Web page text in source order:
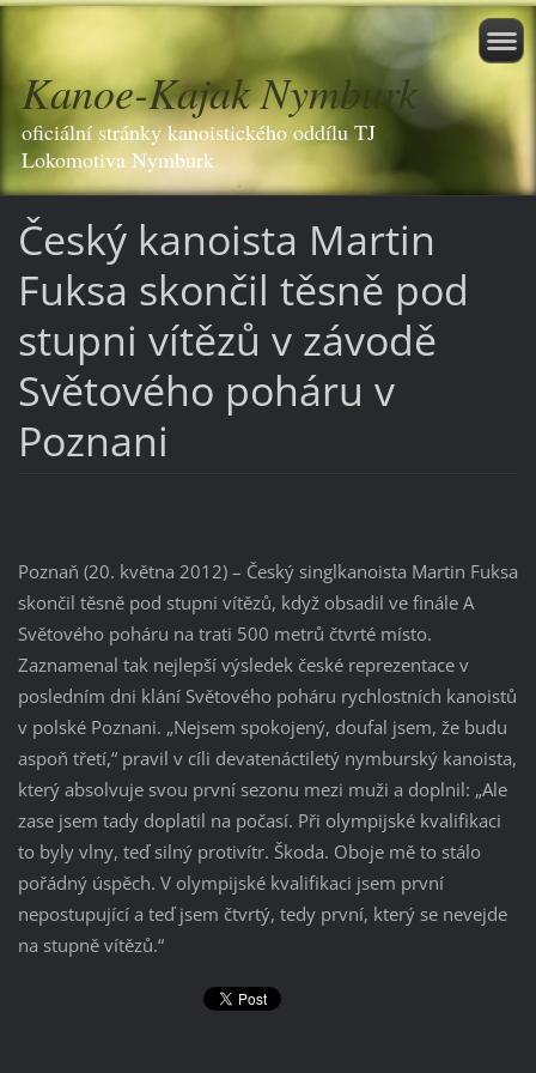
Kanoe-Kajak Nymburk
oficiální stránky kanoistického oddílu TJ
Lokomotiva Nymburk
Český kanoista Martin
Fuksa skončil těsně pod
stupni vítězů v závodě
Světového poháru v
Poznani
Poznaň (20. května 2012) – Český singlkanoista Martin Fuksa
skončil těsně pod stupni vítězů, když obsadil ve finále A
Světového poháru na trati 500 metrů čtvrté místo.
Zaznamenal tak nejlepší výsledek české reprezentace v
posledním dni klání Světového poháru rychlostních kanoistů
v polské Poznani. „Nejsem spokojený, doufal jsem, že budu
aspoň třetí,“ pravil v cíli devatenáctiletý nymburský kanoista,
který absolvuje svou první sezonu mezi muži a doplnil: „Ale
zase jsem tady doplatil na počasí. Při olympijské kvalifikaci
to byly vlny, teď silný protivítr. Škoda. Oboje mě to stálo
pořádný úspěch. V olympijské kvalifikaci jsem první
nepostupující a teď jsem čtvrtý, tedy první, který se nevejde
na stupně vítězů.“